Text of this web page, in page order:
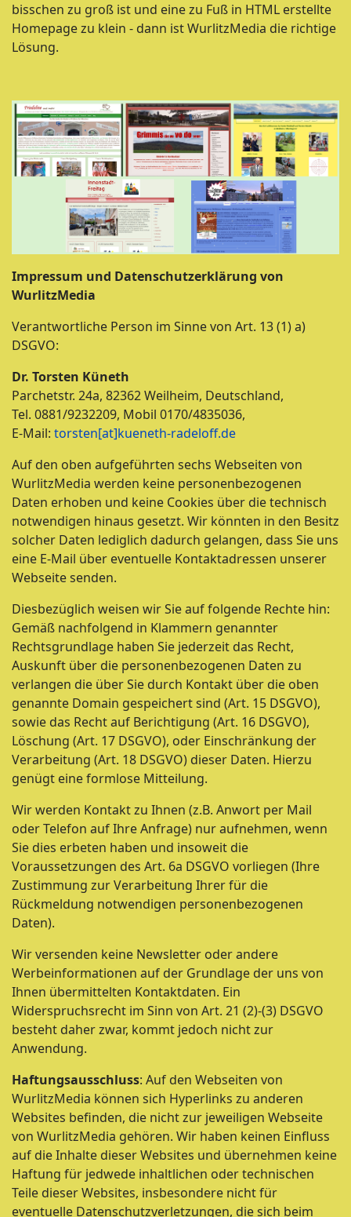
bisschen zu groß ist und eine zu Fuß in HTML erstellte
Homepage zu klein - dann ist WurlitzMedia die richtige
Lösung.
Impressum und Datenschutzerklärung von
WurlitzMedia
Verantwortliche Person im Sinne von Art. 13 (1) a)
DSGVO:
Dr. Torsten Küneth
Parchetstr. 24a, 82362 Weilheim, Deutschland,
Tel. 0881/9232209, Mobil 0170/4835036,
E-Mail: torsten[at]kueneth-radeloff.de
Auf den oben aufgeführten sechs Webseiten von
WurlitzMedia werden keine personenbezogenen
Daten erhoben und keine Cookies über die technisch
notwendigen hinaus gesetzt. Wir könnten in den Besitz
solcher Daten lediglich dadurch gelangen, dass Sie uns
eine E-Mail über eventuelle Kontaktadressen unserer
Webseite senden.
Diesbezüglich weisen wir Sie auf folgende Rechte hin:
Gemäß nachfolgend in Klammern genannter
Rechtsgrundlage haben Sie jederzeit das Recht,
Auskunft über die personenbezogenen Daten zu
verlangen die über Sie durch Kontakt über die oben
genannte Domain gespeichert sind (Art. 15 DSGVO),
sowie das Recht auf Berichtigung (Art. 16 DSGVO),
Löschung (Art. 17 DSGVO), oder Einschränkung der
Verarbeitung (Art. 18 DSGVO) dieser Daten. Hierzu
genügt eine formlose Mitteilung.
Wir werden Kontakt zu Ihnen (z.B. Anwort per Mail
oder Telefon auf Ihre Anfrage) nur aufnehmen, wenn
Sie dies erbeten haben und insoweit die
Voraussetzungen des Art. 6a DSGVO vorliegen (Ihre
Zustimmung zur Verarbeitung Ihrer für die
Rückmeldung notwendigen personenbezogenen
Daten).
Wir versenden keine Newsletter oder andere
Werbeinformationen auf der Grundlage der uns von
Ihnen übermittelten Kontaktdaten. Ein
Widerspruchsrecht im Sinn von Art. 21 (2)-(3) DSGVO
besteht daher zwar, kommt jedoch nicht zur
Anwendung.
Haftungsausschluss: Auf den Webseiten von
WurlitzMedia können sich Hyperlinks zu anderen
Websites befinden, die nicht zur jeweiligen Webseite
von WurlitzMedia gehören. Wir haben keinen Einfluss
auf die Inhalte dieser Websites und übernehmen keine
Haftung für jedwede inhaltlichen oder technischen
Teile dieser Websites, insbesondere nicht für
eventuelle Datenschutzverletzungen, die sich beim